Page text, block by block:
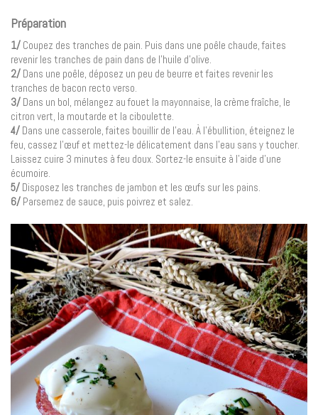
Préparation
1/ Coupez des tranches de pain. Puis dans une poêle chaude, faites
revenir les tranches de pain dans de l’huile d’olive.
2/ Dans une poêle, déposez un peu de beurre et faites revenir les
tranches de bacon recto verso.
3/ Dans un bol, mélangez au fouet la mayonnaise, la crème fraîche, le
citron vert, la moutarde et la ciboulette.
4/ Dans une casserole, faites bouillir de l’eau. À l’ébullition, éteignez le
feu, cassez l’œuf et mettez-le délicatement dans l’eau sans y toucher.
Laissez cuire 3 minutes à feu doux. Sortez-le ensuite à l’aide d’une
écumoire.
5/ Disposez les tranches de jambon et les œufs sur les pains.
6/ Parsemez de sauce, puis poivrez et salez.